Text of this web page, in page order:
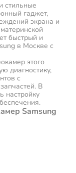
стильные
гаджет,
экрана и
быстрый и
в Москве с
этого
диагностику,
с
В
настройку
Samsung